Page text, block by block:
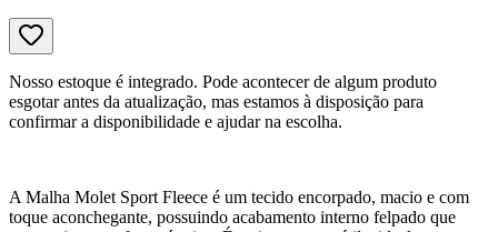
Nosso estoque é integrado. Pode acontecer de algum produto
esgotar antes da atualização, mas estamos à disposição para
confirmar a disponibilidade e ajudar na escolha.
A Malha Molet Sport Fleece é um tecido encorpado, macio e com
toque aconchegante, possuindo acabamento interno felpado que